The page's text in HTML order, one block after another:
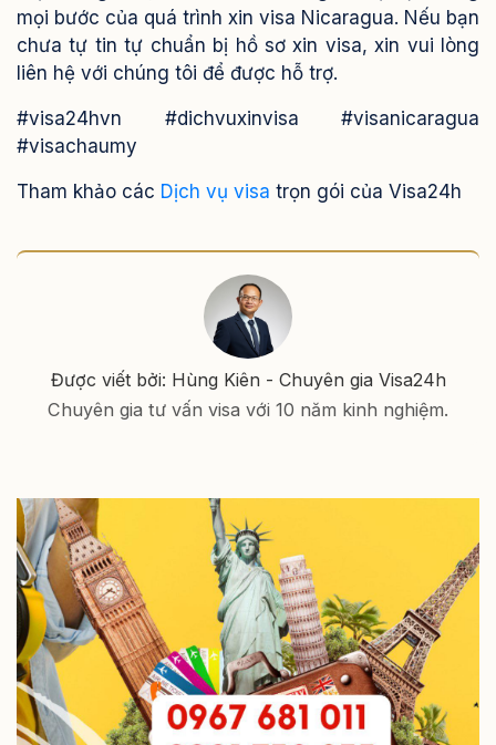
mọi bước của quá trình xin visa Nicaragua. Nếu bạn
chưa tự tin tự chuẩn bị hồ sơ xin visa, xin vui lòng
liên hệ với chúng tôi để được hỗ trợ.
#visa24hvn #dichvuxinvisa #visanicaragua
#visachaumy
Tham khảo các Dịch vụ visa trọn gói của Visa24h
Được viết bởi: Hùng Kiên - Chuyên gia Visa24h
Chuyên gia tư vấn visa với 10 năm kinh nghiệm.